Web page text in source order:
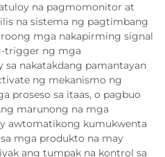
na pagmomonitor at
na sistema ng pagtimbang
mga nakapirming signal
trigger ng mga
nakatakdang pamantayan
ng mekanismo ng
proseso sa itaas, o pagbuo
marunong na mga
awtomatikong kumukwenta
mga produkto na may
ang tumpak na kontrol sa